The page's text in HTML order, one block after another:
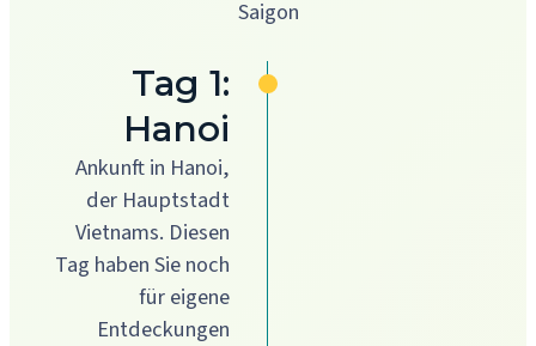
Saigon
Tag 1:
Hanoi
Ankunft in Hanoi,
der Hauptstadt
Vietnams. Diesen
Tag haben Sie noch
für eigene
Entdeckungen